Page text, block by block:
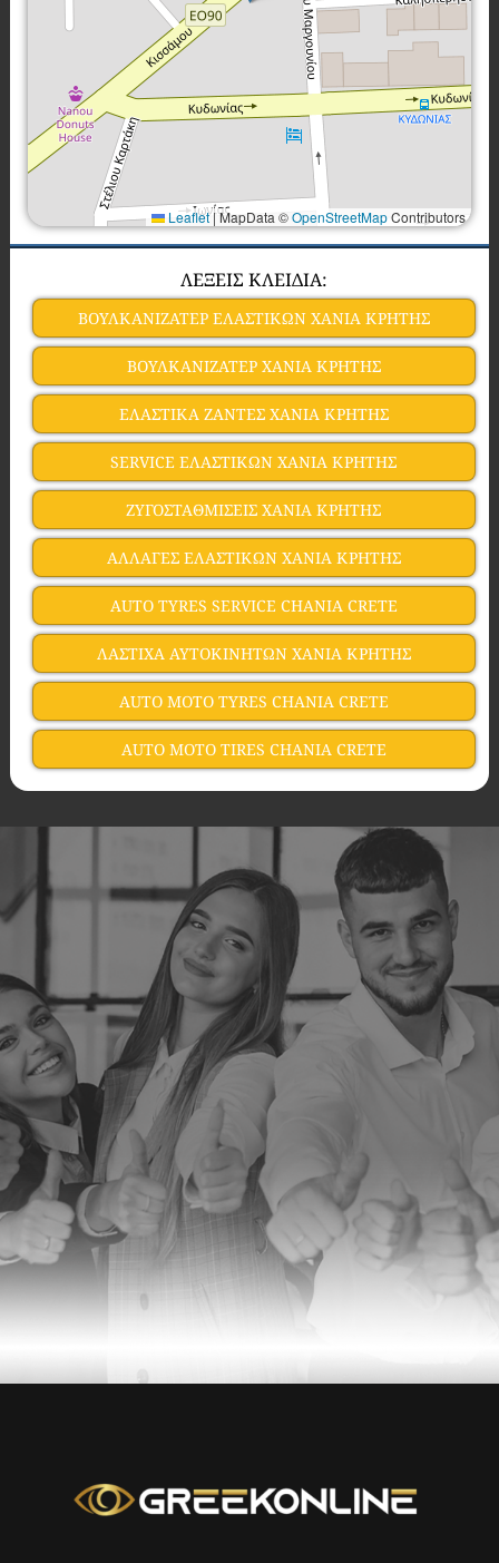
Leaflet |MapData ©OpenStreetMapContributors
ΛΕΞΕΙΣ ΚΛΕΙΔΙΑ:
ΒΟΥΛΚΑΝΙΖΑΤΕΡ ΕΛΑΣΤΙΚΩΝ ΧANIA ΚΡΗΤΗΣ
ΒΟΥΛΚΑΝΙΖΑΤΕΡ ΧANIA ΚΡΗΤΗΣ
ΕΛΑΣΤΙΚΑ ΖΑΝΤΕΣ ΧANIA ΚΡΗΤΗΣ
SERVICE ΕΛΑΣΤΙΚΩΝ ΧANIA ΚΡΗΤΗΣ
ΖΥΓΟΣΤΑΘΜΙΣΕΙΣ ΧANIA ΚΡΗΤΗΣ
ΑΛΛΑΓΕΣ ΕΛΑΣΤΙΚΩΝ ΧANIA ΚΡΗΤΗΣ
AUTO TYRES SERVICE CHANIA CRETE
ΛΑΣΤΙΧΑ ΑΥΤΟΚΙΝΗΤΩΝ ΧANIA ΚΡΗΤΗΣ
AUTO MOTO TYRES CHΑΝΙΑ CRETE
AUTO MOTO TIRES CHΑΝΙΑ CRETE